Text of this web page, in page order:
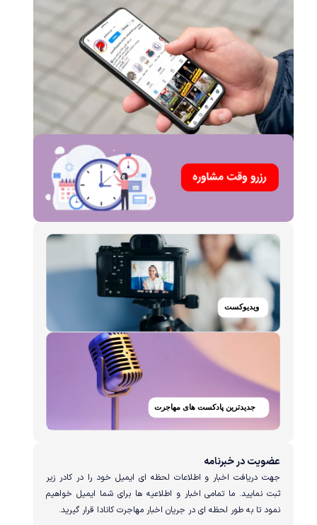
عضویت در خبرنامه
جهت دریافت اخبار و اطلاعات لحظه ای ایمیل خود را در کادر زیر
ثبت نمایید. ما تمامی اخبار و اطلاعیه ها برای شما ایمیل خواهیم
نمود تا به طور لحظه ای در جریان اخبار مهاجرت کانادا قرار گیرید.